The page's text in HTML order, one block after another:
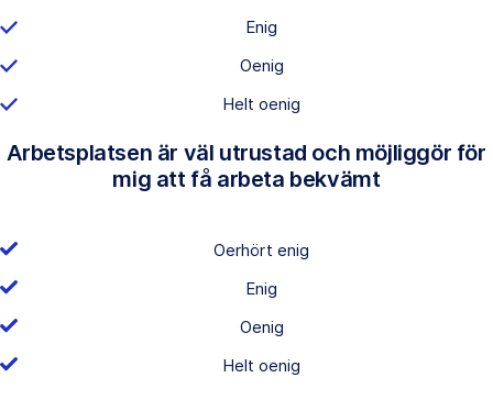
Enig
Oenig
Helt oenig
Arbetsplatsen är väl utrustad och möjliggör för
mig att få arbeta bekvämt
Oerhört enig
Enig
Oenig
Helt oenig